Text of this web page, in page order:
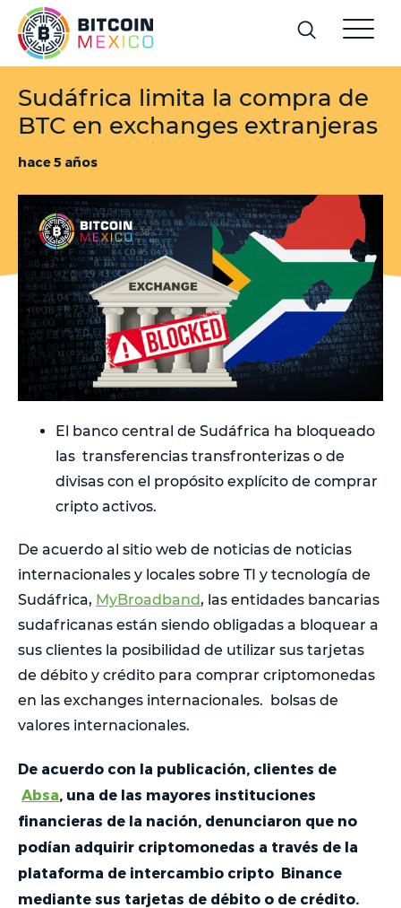
Sudáfrica limita la compra de
BTC en exchanges extranjeras
hace 5 años
El banco central de Sudáfrica ha bloqueado
las transferencias transfronterizas o de
divisas con el propósito explícito de comprar
cripto activos.
De acuerdo al sitio web de noticias de noticias
internacionales y locales sobre TI y tecnología de
Sudáfrica, MyBroadband, las entidades bancarias
sudafricanas están siendo obligadas a bloquear a
sus clientes la posibilidad de utilizar sus tarjetas
de débito y crédito para comprar criptomonedas
en las exchanges internacionales. bolsas de
valores internacionales.
De acuerdo con la publicación, clientes de
Absa , una de las mayores instituciones
financieras de la nación, denunciaron que no
podían adquirir criptomonedas a través de la
plataforma de intercambio cripto Binance
mediante sus tarjetas de débito o de crédito.